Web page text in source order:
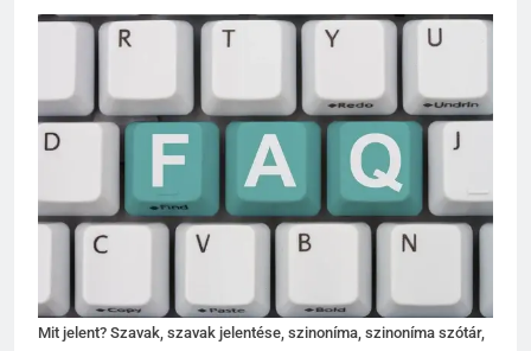
Mit jelent? Szavak, szavak jelentése, szinoníma, szinoníma szótár,